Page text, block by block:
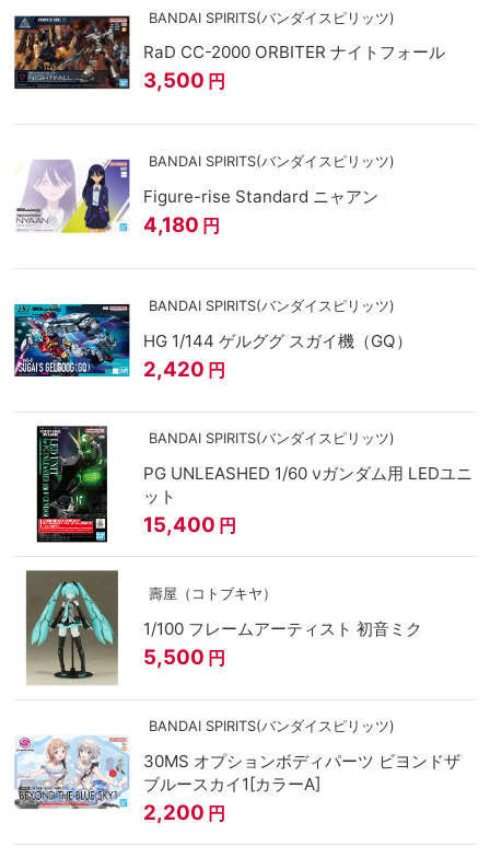
BANDAI SPIRITS(バンダイスピリッツ)
RaD CC-2000 ORBITER ナイトフォール
3,500 円
BANDAI SPIRITS(バンダイスピリッツ)
Figure-rise Standard ニャアン
4,180 円
BANDAI SPIRITS(バンダイスピリッツ)
HG 1/144 ゲルググ スガイ機（GQ）
2,420 円
BANDAI SPIRITS(バンダイスピリッツ)
PG UNLEASHED 1/60 νガンダム用 LEDユニ
ット
15,400 円
壽屋（コトブキヤ）
1/100 フレームアーティスト 初音ミク
5,500 円
BANDAI SPIRITS(バンダイスピリッツ)
30MS オプションボディパーツ ビヨンドザ
ブルースカイ1[カラーA]
2,200 円